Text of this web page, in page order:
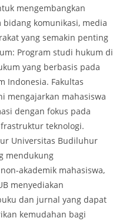
mengembangkan
komunikasi, media
yang semakin penting
Program studi hukum di
yang berbasis pada
Indonesia. Fakultas
mengajarkan mahasiswa
dengan fokus pada
teknologi.
Universitas Budiluhur
mendukung
akademik mahasiswa,
menyediakan
dan jurnal yang dapat
kemudahan bagi